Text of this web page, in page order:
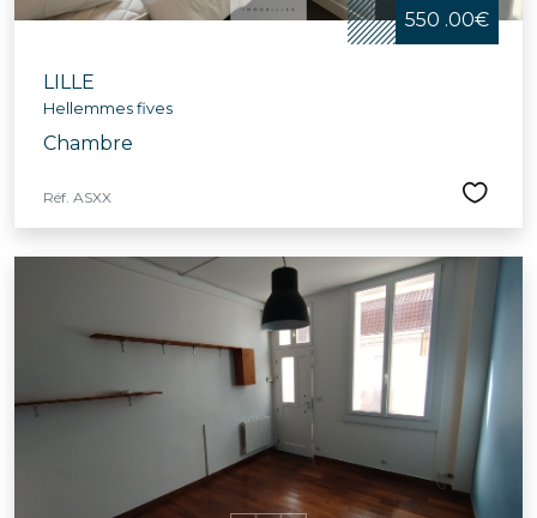
550 .00€
LILLE
Hellemmes fives
Chambre
Réf. ASXX